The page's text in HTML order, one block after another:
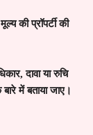
की प्रॉपर्टी की
दावा या रुचि
में बताया जाए।